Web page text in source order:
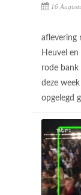
16
aflevering
Heuvel en
rode bank
deze
opgelegd